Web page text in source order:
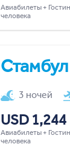
Авиабилеты +
человека
Стамбул
3 ночей
USD 1,244
Авиабилеты +
человека